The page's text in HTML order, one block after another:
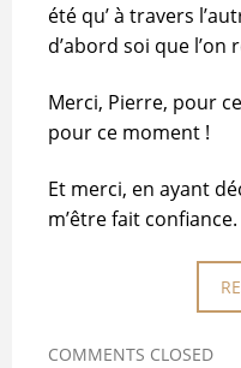
été qu’ à travers
d’abord soi que
Merci, Pierre, pour
pour ce moment !
Et merci, en ayant
m’être fait confiance.
COMMENTS CLOSED